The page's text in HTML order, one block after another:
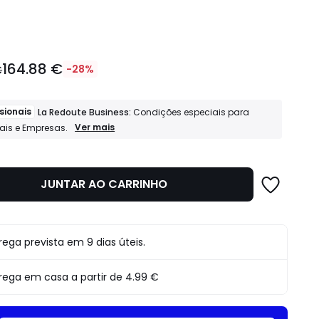
164.88 € -28%
La Redoute Business:Condições especiais para
e Empresas.
Profissionais
especiais
para
Empresas.
Ver mais
JUNTAR AO CARRINHO
prevista em 9 dias úteis.
em casa a partir de 4.99 €